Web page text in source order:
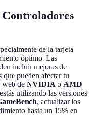
de la tarjeta
óptimo. Las
incluir mejoras de
que pueden afectar tu
web de NVIDIA o AMD
utilizando las versiones
, actualizar los
hasta un 15% en